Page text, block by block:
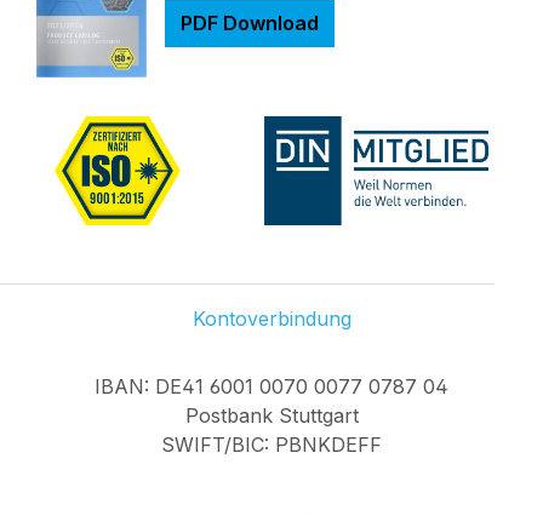
PDF Download
Kontoverbindung
IBAN: DE41 6001 0070 0077 0787 04
Postbank Stuttgart
SWIFT/BIC: PBNKDEFF